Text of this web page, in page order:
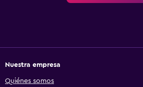
Nuestra empresa
Quiénes somos